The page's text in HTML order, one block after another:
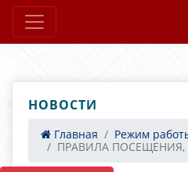
НОВОСТИ
Главная
Режим
ПРАВИЛА ПОСЕЩЕНИЯ,